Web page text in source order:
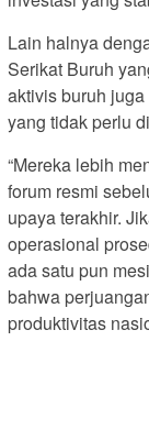
Lain halnya
Serikat Buruh
aktivis buruh
yang tidak perlu
“Mereka lebih
forum resmi
upaya terakhir.
operasional
ada satu pun
bahwa
produktivitas